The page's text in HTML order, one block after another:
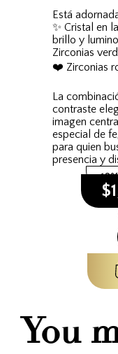
Está
✨ Cristal en
brillo y
Zirconias
❤️ Zirconias
La
contraste
imagen
especial de
para quien
presencia y
You